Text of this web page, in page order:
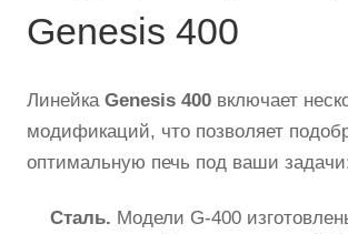
Genesis 400
Линейка Genesis 400 включает
модификаций, что позволяет
оптимальную печь под ваши
Сталь. Модели G-400